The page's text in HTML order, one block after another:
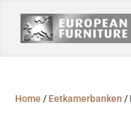
Home / Eetkamerbanken /